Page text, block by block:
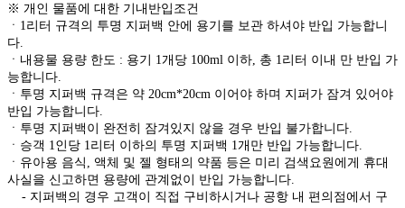
※ 개인 물품에 대한 기내반입조건
ㆍ1리터 규격의 투명 지퍼백 안에 용기를 보관 하셔야 반입 가능합니
다.
ㆍ내용물 용량 한도 : 용기 1개당 100ml 이하, 총 1리터 이내 만 반입 가
능합니다.
ㆍ투명 지퍼백 규격은 약 20cm*20cm 이어야 하며 지퍼가 잠겨 있어야
반입 가능합니다.
ㆍ투명 지퍼백이 완전히 잠겨있지 않을 경우 반입 불가합니다.
ㆍ승객 1인당 1리터 이하의 투명 지퍼백 1개만 반입 가능합니다.
ㆍ유아용 음식, 액체 및 젤 형태의 약품 등은 미리 검색요원에게 휴대
사실을 신고하면 용량에 관계없이 반입 가능합니다.
- 지퍼백의 경우 고객이 직접 구비하시거나 공항 내 편의점에서 구